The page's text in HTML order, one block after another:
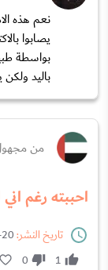
يصابوا
بواسطة
باليد
من
احببته رغم
تاريخ النشر:
1
0